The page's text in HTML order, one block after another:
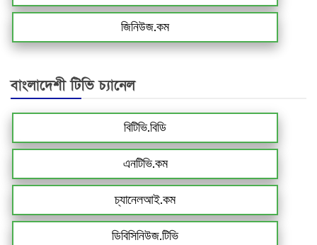
জিনিউজ.কম
বাংলাদেশী টিভি চ্যানেল
বিটিভি.বিডি
এনটিভি.কম
চ্যানেলআই.কম
ডিবিসিনিউজ.টিভি